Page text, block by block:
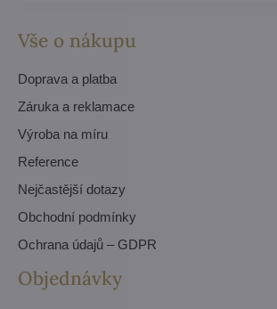
Vše o nákupu
Doprava a platba
Záruka a reklamace
Výroba na míru
Reference
Nejčastější dotazy
Obchodní podmínky
Ochrana údajů – GDPR
Objednávky